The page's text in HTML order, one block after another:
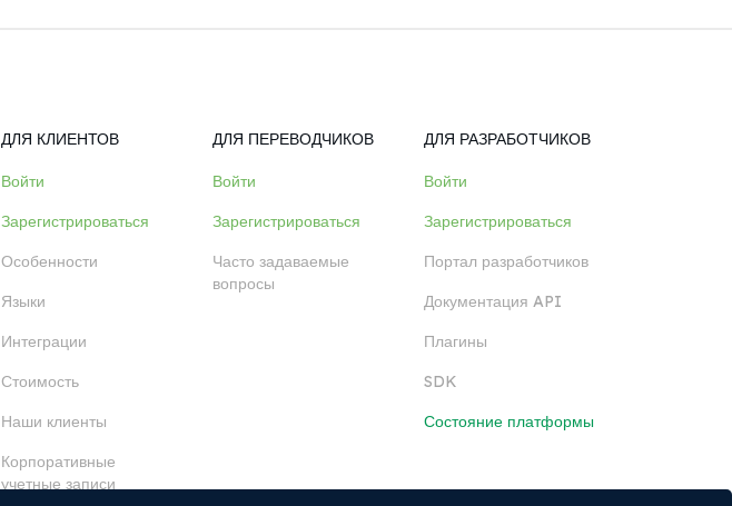
ДЛЯ КЛИЕНТОВ
Войти
Зарегистрироваться
Особенности
Языки
Интеграции
Стоимость
Наши клиенты
Корпоративные
учетные записи
ДЛЯ ПЕРЕВОДЧИКОВ
Войти
Зарегистрироваться
Часто задаваемые
вопросы
ДЛЯ РАЗРАБОТЧИКОВ
Войти
Зарегистрироваться
Портал разработчиков
Документация API
Плагины
SDK
Состояние платформы